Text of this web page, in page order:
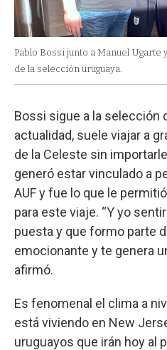
Pablo Bossi junto a Manuel
de la selección uruguaya.
Bossi sigue a la selección
actualidad, suele viajar a
de la Celeste sin
generó estar vinculado a
AUF y fue lo que le
para este viaje. “Y yo
puesta y que formo parte
emocionante y te genera
afirmó.
Es fenomenal el clima a
está viviendo en New
uruguayos que irán hoy al